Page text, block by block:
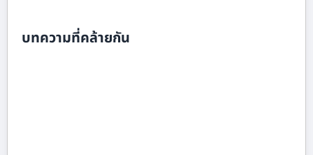
บทความที่คล้ายกัน